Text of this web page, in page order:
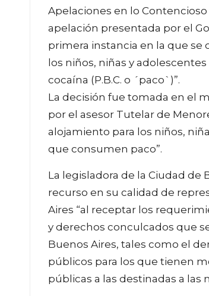
Apelaciones en lo
apelación presentada por el
primera instancia en la que se
los niños, niñas y
cocaína (P.B.C. o ´paco`)”.
La decisión fue tomada en el
por el asesor Tutelar de
alojamiento para los niños,
que consumen paco”.
La legisladora de la Ciudad de
recurso en su calidad de
Aires “al receptar los
y derechos conculcados que
Buenos Aires, tales como el
públicos para los que tienen
públicas a las destinadas a las